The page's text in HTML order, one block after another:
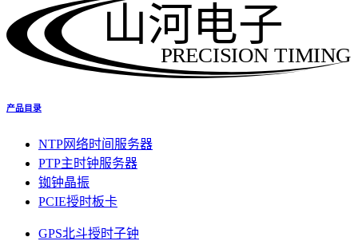
PRECISION TIMING
山河电子
产品目录
NTP网络时间服务器
PTP主时钟服务器
铷钟晶振
PCIE授时板卡
GPS北斗授时子钟